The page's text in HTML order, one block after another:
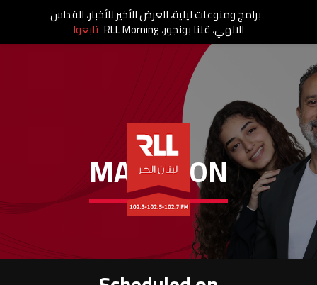
MANOHON
برامج ومنوعات ليلية، العرض الأخير للأخبار، القداس
الالهي، قلنا بونجور، RLL Morning تابعوا